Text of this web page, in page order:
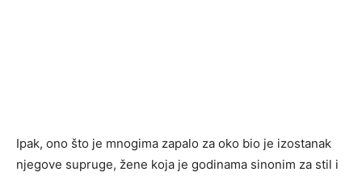
Ipak, ono što je mnogima zapalo za oko bio je izostanak
njegove supruge, žene koja je godinama sinonim za stil i